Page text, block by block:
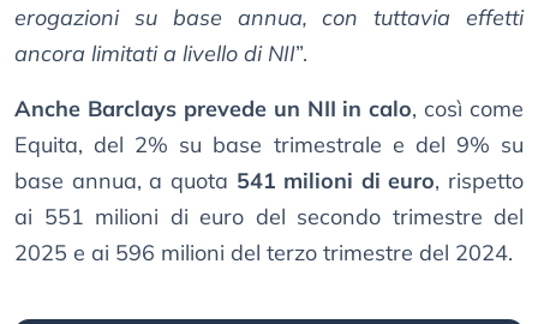
erogazioni su base annua, con tuttavia effetti
ancora limitati a livello di NII”.
Anche Barclays prevede un NII in calo, così come
Equita, del 2% su base trimestrale e del 9% su
base annua, a quota 541 milioni di euro, rispetto
ai 551 milioni di euro del secondo trimestre del
2025 e ai 596 milioni del terzo trimestre del 2024.